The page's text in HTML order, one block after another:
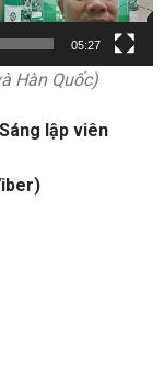
05:27
Hàn Quốc)
lập viên